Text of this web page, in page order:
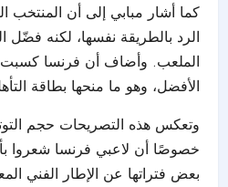
كما أشار مبابي إلى أن المنتخب
الرد بالطريقة نفسها، لكنه فضّل
الملعب. وأضاف أن فرنسا كسبت
الأفضل، وهو ما منحها بطاقة
وتعكس هذه التصريحات حجم
خصوصًا أن لاعبي فرنسا شعروا
بعض فتراتها عن الإطار الفني